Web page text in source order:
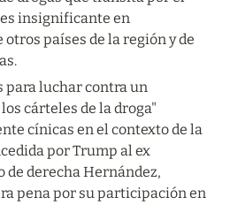
insignificante en
países de la región y de
para luchar contra un
cárteles de la droga"
cínicas en el contexto de la
por Trump al ex
derecha Hernández,
pena por su participación en